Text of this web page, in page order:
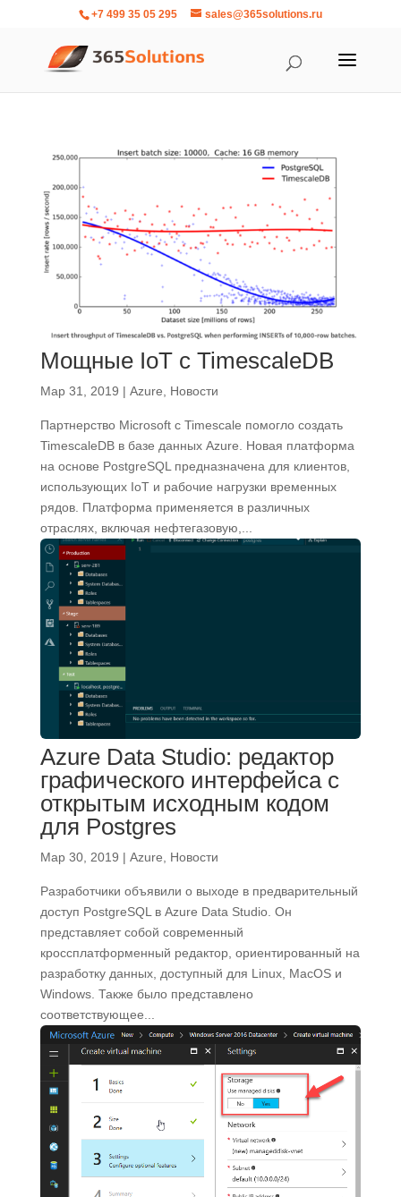
+7 499 35 05 295 sales@365solutions.ru
Мощные IoT с TimescaleDB
Мар 31, 2019 | Azure Новости
Партнерство Microsoft с Timescale помогло создать
TimescaleDB в базе данных Azure. Новая платформа
на основе PostgreSQL предназначена для клиентов,
использующих IoT и рабочие нагрузки временных
рядов. Платформа применяется в различных
отраслях, включая нефтегазовую,...
Azure Data Studio: редактор
графического интерфейса с
открытым исходным кодом
для Postgres
Мар 30, 2019 | Azure Новости
Разработчики объявили о выходе в предварительный
доступ PostgreSQL в Azure Data Studio. Он
представляет собой современный
кроссплатформенный редактор, ориентированный на
разработку данных, доступный для Linux, MacOS и
Windows. Также было представлено
соответствующее...